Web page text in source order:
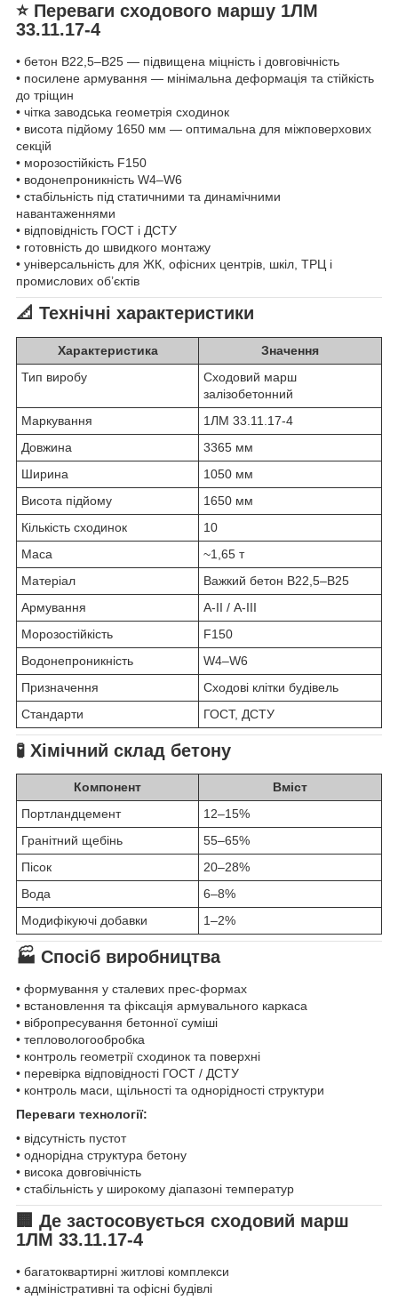
⭐ Переваги сходового маршу 1ЛМ
33.11.17-4
• бетон В22,5–В25 — підвищена міцність і довговічність
• посилене армування — мінімальна деформація та стійкість
до тріщин
• чітка заводська геометрія сходинок
• висота підйому 1650 мм — оптимальна для міжповерхових
секцій
• морозостійкість F150
• водонепроникність W4–W6
• стабільність під статичними та динамічними
навантаженнями
• відповідність ГОСТ і ДСТУ
• готовність до швидкого монтажу
• універсальність для ЖК, офісних центрів, шкіл, ТРЦ і
промислових об’єктів
📐 Технічні характеристики
Характеристика
Значення
Тип виробу
Сходовий марш
залізобетонний
Маркування
1ЛМ 33.11.17-4
Довжина
3365 мм
Ширина
1050 мм
Висота підйому
1650 мм
Кількість сходинок
10
Маса
~1,65 т
Матеріал
Важкий бетон В22,5–В25
Армування
А-II / А-III
Морозостійкість
F150
Водонепроникність
W4–W6
Призначення
Сходові клітки будівель
Стандарти
ГОСТ, ДСТУ
🧪 Хімічний склад бетону
Компонент
Вміст
Портландцемент
12–15%
Гранітний щебінь
55–65%
Пісок
20–28%
Вода
6–8%
Модифікуючі добавки
1–2%
🏭 Спосіб виробництва
• формування у сталевих прес-формах
• встановлення та фіксація армувального каркаса
• вібропресування бетонної суміші
• тепловологообробка
• контроль геометрії сходинок та поверхні
• перевірка відповідності ГОСТ / ДСТУ
• контроль маси, щільності та однорідності структури
Переваги технології:
• відсутність пустот
• однорідна структура бетону
• висока довговічність
• стабільність у широкому діапазоні температур
🏢 Де застосовується сходовий марш
1ЛМ 33.11.17-4
• багатоквартирні житлові комплекси
• адміністративні та офісні будівлі